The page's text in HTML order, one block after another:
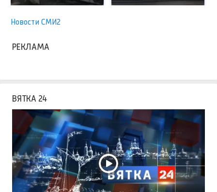
Новости СМИ2
РЕКЛАМА
ВЯТКА 24